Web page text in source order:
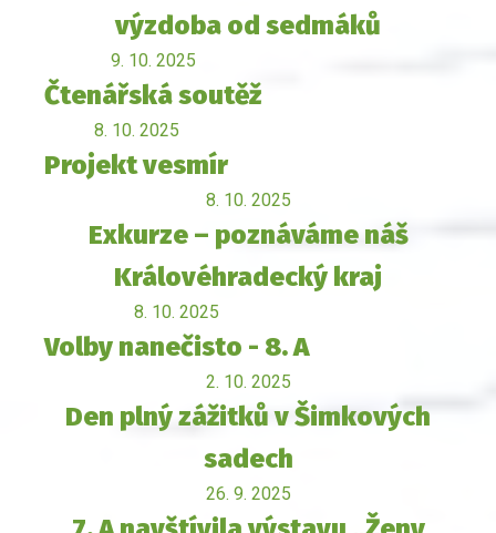
výzdoba od sedmáků
9. 10. 2025
Čtenářská soutěž
8. 10. 2025
Projekt vesmír
8. 10. 2025
Exkurze – poznáváme náš
Královéhradecký kraj
8. 10. 2025
Volby nanečisto - 8. A
2. 10. 2025
Den plný zážitků v Šimkových
sadech
26. 9. 2025